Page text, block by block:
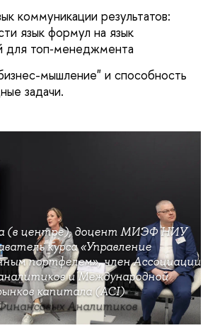
коммуникации результатов:
язык формул на язык
для топ‑менеджмента
мышление" и способность
задачи.
(в центре), доцент МИЭФ НИУ
курса «Управление
портфелем», член Ассоциации
и Международной
капитала (ACI)
Аналитиков